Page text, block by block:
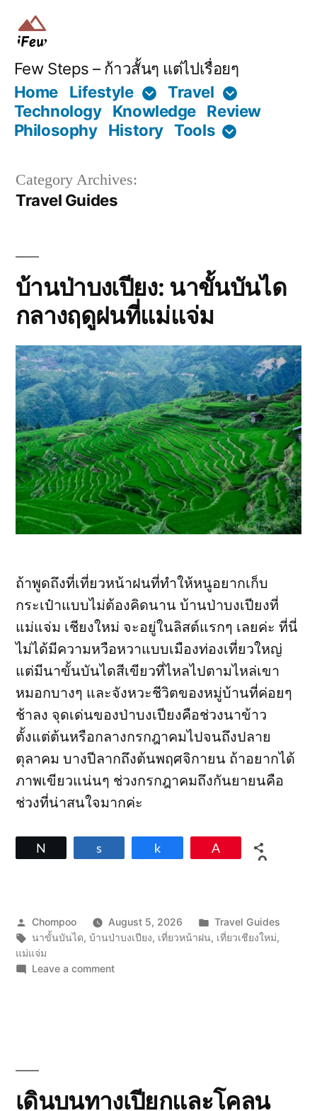
Few Steps – ก้าวสั้นๆ แต่ไปเรื่อยๆ
Home
Lifestyle
Travel
Technology
Knowledge Review
Philosophy
History Tools
Category Archives:
Travel Guides
บ้านป่าบงเปียง: นาขั้นบันได
กลางฤดูฝนที่แม่แจ่ม
ถ้าพูดถึงที่เที่ยวหน้าฝนที่ทำให้หนูอยากเก็บ
กระเป๋าแบบไม่ต้องคิดนาน บ้านป่าบงเปียงที่
แม่แจ่ม เชียงใหม่ จะอยู่ในลิสต์แรกๆ เลยค่ะ ที่นี่
ไม่ได้มีความหวือหวาแบบเมืองท่องเที่ยวใหญ่
แต่มีนาขั้นบันไดสีเขียวที่ไหลไปตามไหล่เขา
หมอกบางๆ และจังหวะชีวิตของหมู่บ้านที่ค่อยๆ
ช้าลง จุดเด่นของป่าบงเปียงคือช่วงนาข้าว
ตั้งแต่ต้นหรือกลางกรกฎาคมไปจนถึงปลาย
ตุลาคม บางปีลากถึงต้นพฤศจิกายน ถ้าอยากได้
ภาพเขียวแน่นๆ ช่วงกรกฎาคมถึงกันยายนคือ
ช่วงที่น่าสนใจมากค่ะ
0
Posted
by
Chompoo August 5, 2026
Posted
in
Travel Guides
Tags:
นาขั้นบันได,บ้านป่าบงเปียง, เที่ยวหน้าฝน, เที่ยวเชียงใหม่,
แม่แจ่ม
Leave a commenton
บันได
กลาง
เดินบนทางเปียกและโคลน